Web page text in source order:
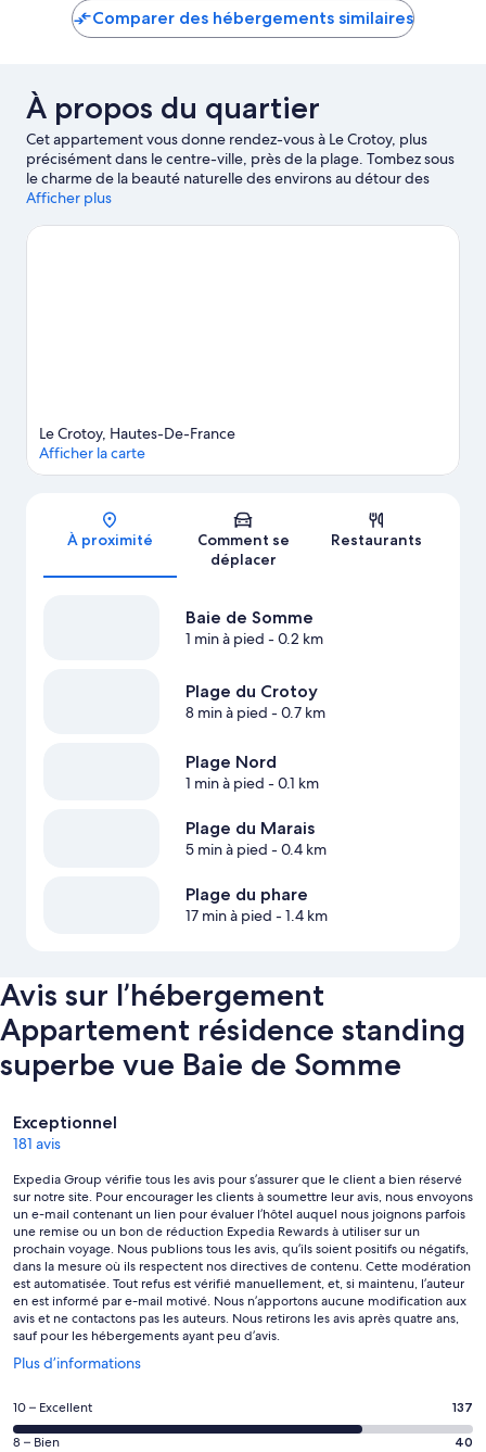
de
Comparer des hébergements similaires
À propos du quartier
Cet appartement vous donne rendez-vous à Le Crotoy, plus
précisément dans le centre-ville, près de la plage. Tombez sous
le charme de la beauté naturelle des environs au détour des
emblématiques Plage de Berck et Parc du Marquenterre, ou
de Fer de la Baie de Somme et Parc de loisirs Happy Park Crécy.
Afficher plus
Carte
Le Crotoy, Hautes-De-France
Afficher la carte
À proximité
Comment se
déplacer
Restaurants
Baie de Somme
1 min à pied - 0.2 km
Plage du Crotoy
8 min à pied - 0.7 km
Plage Nord
1 min à pied - 0.1 km
Plage du Marais
5 min à pied - 0.4 km
Plage du phare
17 min à pied - 1.4 km
Avis sur l’hébergement
Appartement résidence standing
superbe vue Baie de Somme
Avis
Exceptionnel
181 avis
Expedia Group vérifie tous les avis pour s’assurer que le client a bien réservé
sur notre site. Pour encourager les clients à soumettre leur avis, nous envoyons
un e-mail contenant un lien pour évaluer l’hôtel auquel nous joignons parfois
une remise ou un bon de réduction Expedia Rewards à utiliser sur un
prochain voyage. Nous publions tous les avis, qu’ils soient positifs ou négatifs,
dans la mesure où ils respectent nos directives de contenu. Cette modération
est automatisée. Tout refus est vérifié manuellement, et, si maintenu, l’auteur
en est informé par e-mail motivé. Nous n’apportons aucune modification aux
avis et ne contactons pas les auteurs. Nous retirons les avis après quatre ans,
sauf pour les hébergements ayant peu d’avis.
Plus d’informations
S’ouvre
une
nouvelle
fenêtre
Note
des
10 – Excellent 137
Note
8 – Bien 40